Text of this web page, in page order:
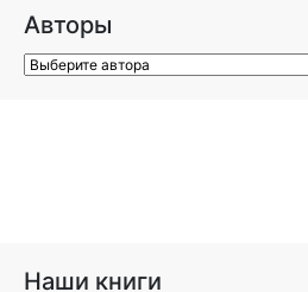
Авторы
Наши книги